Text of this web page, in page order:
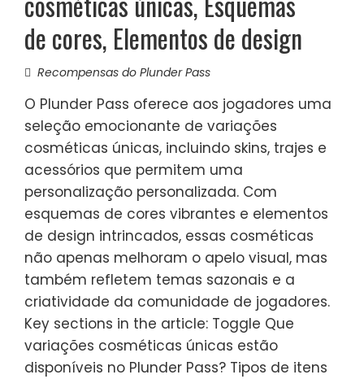
de cores, Elementos de design
Recompensas do Plunder Pass
O Plunder Pass oferece aos jogadores uma
seleção emocionante de variações
cosméticas únicas, incluindo skins, trajes e
acessórios que permitem uma
personalização personalizada. Com
esquemas de cores vibrantes e elementos
de design intrincados, essas cosméticas
não apenas melhoram o apelo visual, mas
também refletem temas sazonais e a
criatividade da comunidade de jogadores.
Key sections in the article: Toggle Que
variações cosméticas únicas estão
disponíveis no Plunder Pass? Tipos de itens